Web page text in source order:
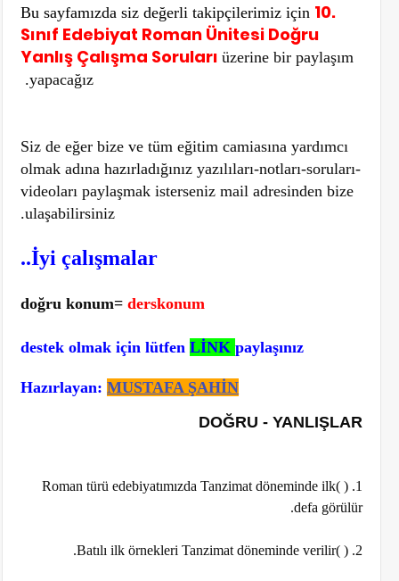
Bu sayfamızda siz değerli takipçilerimiz için 10.
Sınıf Edebiyat Roman Ünitesi Doğru
Yanlış Çalışma Sorularıüzerine bir paylaşım
yapacağız.
Siz de eğer bize ve tüm eğitim camiasına yardımcı
olmak adına hazırladığınız yazılıları-notları-soruları-
videoları paylaşmak isterseniz mail adresinden bize
ulaşabilirsiniz.
İyi çalışmalar..
doğru konum=derskonum
destek olmak için lütfenLİNKpaylaşınız
Hazırlayan:MUSTAFA ŞAHİN
DOĞRU - YANLIŞLAR
1. ( )Roman türü edebiyatımızda Tanzimat döneminde ilk
defa görülür.
2. ( )Batılı ilk örnekleri Tanzimat döneminde verilir.